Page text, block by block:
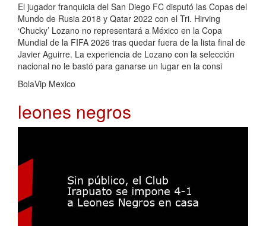
El jugador franquicia del San Diego FC disputó las Copas del
Mundo de Rusia 2018 y Qatar 2022 con el Tri. Hirving
‘Chucky’ Lozano no representará a México en la Copa
Mundial de la FIFA 2026 tras quedar fuera de la lista final de
Javier Aguirre. La experiencia de Lozano con la selección
nacional no le bastó para ganarse un lugar en la consi
BolaVip Mexico
leones negros